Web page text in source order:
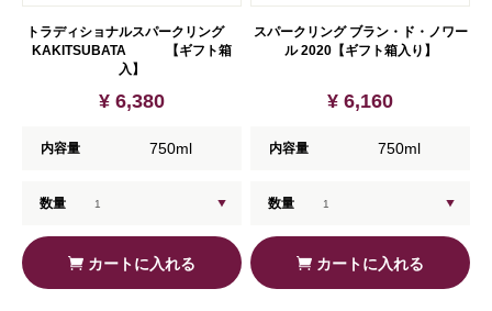
トラディショナルスパークリング
KAKITSUBATA 【ギフト箱
入】
¥ 6,380
内容量 750ml
数量
カートに入れる
スパークリング ブラン・ド・ノワー
ル 2020【ギフト箱入り】
¥ 6,160
内容量 750ml
数量
カートに入れる